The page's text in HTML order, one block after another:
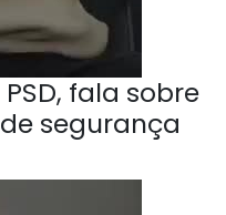
fala sobre
segurança